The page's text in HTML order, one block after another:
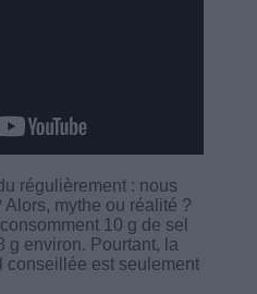
régulièrement : nous
mythe ou réalité ?
10 g de sel
g environ. Pourtant, la
conseillée est seulement